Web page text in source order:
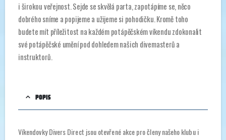
i širokou veřejnost. Sejde se skvělá parta, zapotápíme se, něco
dobrého sníme a popijeme a užijeme si pohodičku. Kromě toho
budete mít příležitost na každém potápěčském víkendu zdokonalit
své potápěčské umění pod dohledem našich divemasterů a
instruktorů.
POPIS
Víkendovky Divers Direct jsou otevřené akce pro členy našeho klubu i